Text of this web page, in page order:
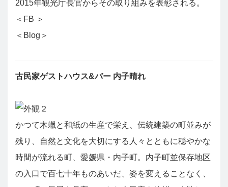
2015年観光庁長官からその取り組みを表彰される。
＜ FB ＞
＜Blog＞
古民家ゲストハウス&バー 内子晴れ
かつて木蠟と和紙の生産で栄え、伝統建築の町並みが
残り、自然と文化を大切にする人々とともに穏やかな
時間が流れる町、愛媛県・内子町。内子町並保存地区
の入口で百七十年ものあいだ、姿を変えることなく、